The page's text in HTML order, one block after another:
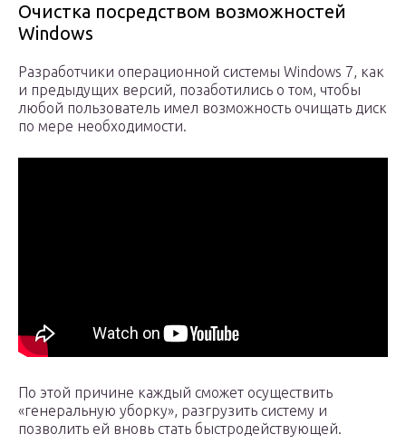
Очистка посредством возможностей
Windows
Разработчики операционной системы Windows 7, как
и предыдущих версий, позаботились о том, чтобы
любой пользователь имел возможность очищать диск
по мере необходимости.
По этой причине каждый сможет осуществить
«генеральную уборку», разгрузить систему и
позволить ей вновь стать быстродействующей.